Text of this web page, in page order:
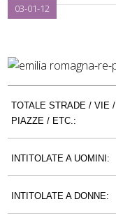
03-01-12
TOTALE STRADE / VIE /
PIAZZE / ETC.:
INTITOLATE A UOMINI:
INTITOLATE A DONNE: